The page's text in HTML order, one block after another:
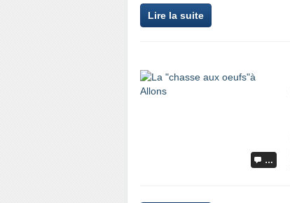
Lire la suite
…